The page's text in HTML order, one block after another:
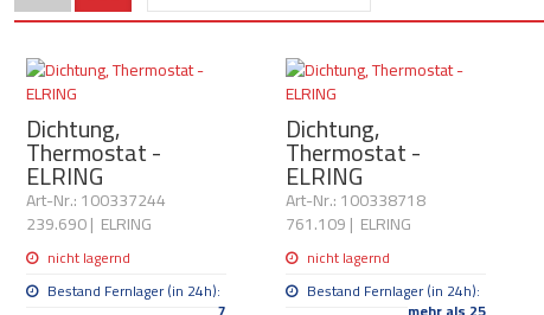
Dichtung,
Thermostat -
ELRING
Art-Nr.: 100337244
239.690| ELRING
nicht lagernd
Bestand Fernlager (in 24h):
Dichtung,
Thermostat -
ELRING
Art-Nr.: 100338718
761.109| ELRING
nicht lagernd
Bestand Fernlager (in 24h):